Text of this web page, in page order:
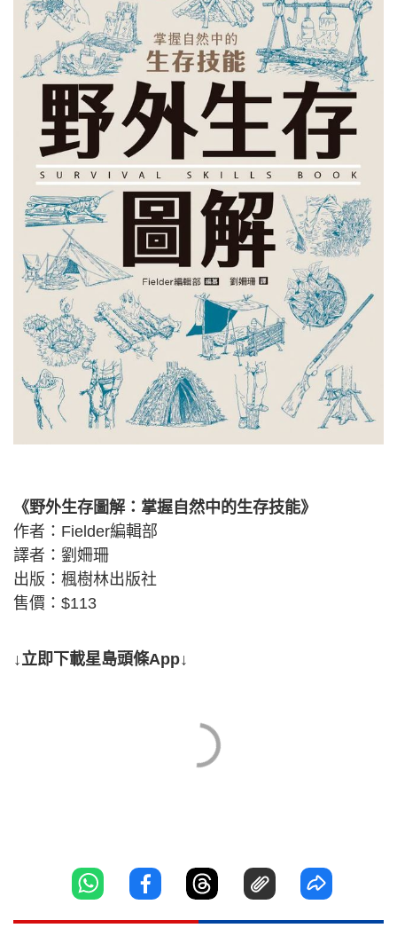
《野外生存圖解：掌握自然中的生存技能》
作者：Fielder編輯部
譯者：劉姍珊
出版：楓樹林出版社
售價：$113
↓立即下載星島頭條App↓